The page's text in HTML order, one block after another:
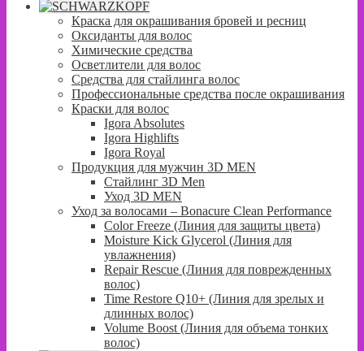
Краска для окрашивания бровей и ресниц
Оксиданты для волос
Химические средства
Осветлители для волос
Средства для стайлинга волос
Профессиональные средства после окрашивания
Краски для волос
Igora Absolutes
Igora Highlifts
Igora Royal
Продукция для мужчин 3D MEN
Стайлинг 3D Men
Уход 3D MEN
Уход за волосами – Bonacure Clean Performance
Color Freeze (Линия для защиты цвета)
Moisture Kick Glycerol (Линия для
увлажнения)
Repair Rescue (Линия для поврежденных
волос)
Time Restore Q10+ (Линия для зрелых и
длинных волос)
Volume Boost (Линия для объема тонких
волос)